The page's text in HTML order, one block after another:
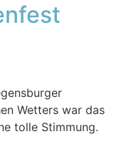
Wetters war das
tolle Stimmung.